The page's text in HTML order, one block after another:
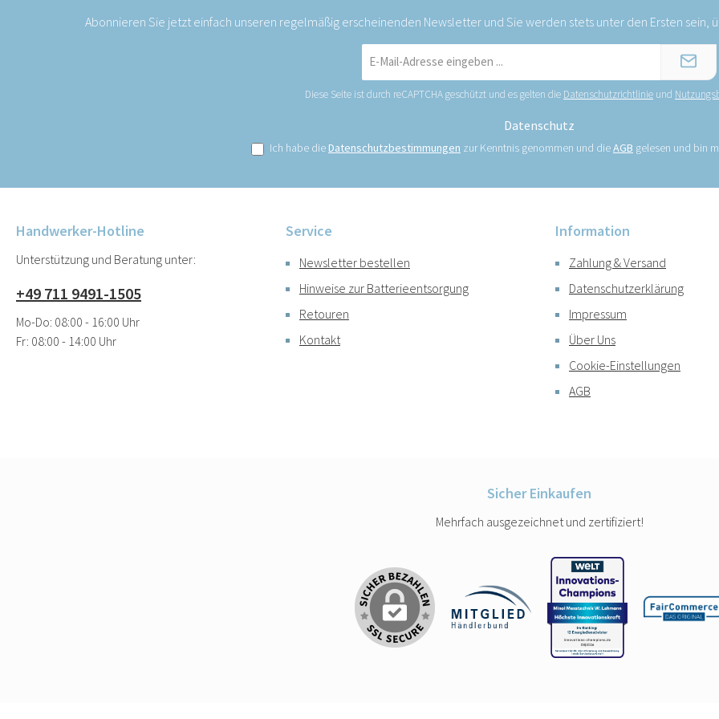
Abonnieren Sie jetzt einfach unseren regelmäßig erscheinenden Newsletter und Sie werden stets unter den Ersten
Mail-
*
Diese Seite ist durch reCAPTCHA geschützt und es gelten die Datenschutzrichtlinie und
Datenschutz
Ich habe die Datenschutzbestimmungen zur Kenntnis genommen und dieAGB gelesen und bin
Handwerker-Hotline
Unterstützung und Beratung unter:
+49 711 9491-1505
Mo-Do: 08:00 - 16:00 Uhr
Fr: 08:00 - 14:00 Uhr
Service
Newsletter bestellen
Hinweise zur Batterieentsorgung
Retouren
Kontakt
Information
Zahlung & Versand
Datenschutzerklärung
Impressum
Über Uns
Cookie-Einstellungen
AGB
Sicher Einkaufen
Mehrfach ausgezeichnet und zertifiziert!